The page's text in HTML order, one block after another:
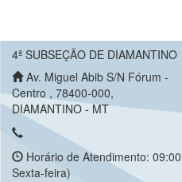
4ª SUBSEÇÃO DE DIAMANTINO
Av. Miguel Abib S/N Fórum -
Centro , 78400-000,
DIAMANTINO - MT
Horário de Atendimento:
Sexta-feira)